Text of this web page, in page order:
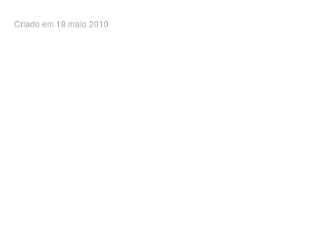
Criado em 18 maio 2010